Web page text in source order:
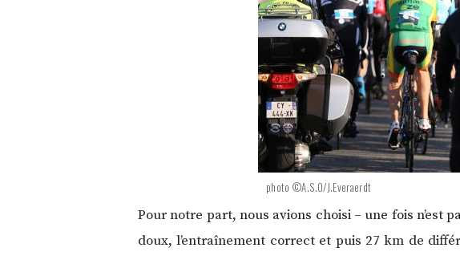
photo ©A.S.O/J.Everaerdt
Pour notre part, nous avions choisi – une fois n’est
doux, l’entraînement correct et puis 27 km de